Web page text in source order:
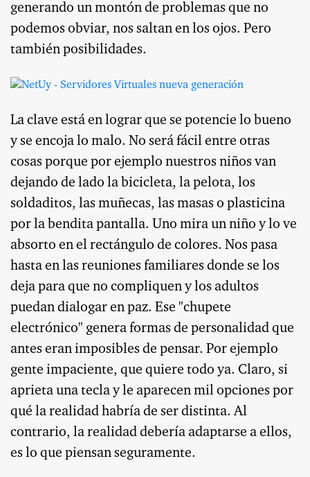
generando un montón de problemas que no
podemos obviar, nos saltan en los ojos. Pero
también posibilidades.
La clave está en lograr que se potencie lo bueno
y se encoja lo malo. No será fácil entre otras
cosas porque por ejemplo nuestros niños van
dejando de lado la bicicleta, la pelota, los
soldaditos, las muñecas, las masas o plasticina
por la bendita pantalla. Uno mira un niño y lo ve
absorto en el rectángulo de colores. Nos pasa
hasta en las reuniones familiares donde se los
deja para que no compliquen y los adultos
puedan dialogar en paz. Ese "chupete
electrónico" genera formas de personalidad que
antes eran imposibles de pensar. Por ejemplo
gente impaciente, que quiere todo ya. Claro, si
aprieta una tecla y le aparecen mil opciones por
qué la realidad habría de ser distinta. Al
contrario, la realidad debería adaptarse a ellos,
es lo que piensan seguramente.